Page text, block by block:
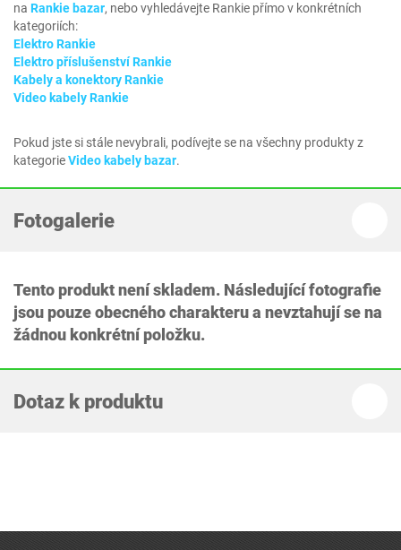
na Rankie bazar, nebo vyhledávejte Rankie přímo v konkrétních
kategoriích:
Elektro Rankie
Elektro příslušenství Rankie
Kabely a konektory Rankie
Video kabely Rankie
Pokud jste si stále nevybrali, podívejte se na všechny produkty z
kategorieVideo kabely bazar.
Fotogalerie
Tento produkt není skladem. Následující fotografie
jsou pouze obecného charakteru a nevztahují se na
žádnou konkrétní položku.
Dotaz k produktu